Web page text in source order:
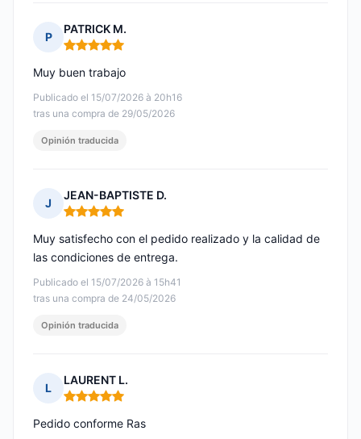
P
PATRICK M.
Nota: 5 de 5
Publicado el 15/07/2026 à 20h16
tras una compra de 29/05/2026
Muy buen trabajo
Opinión traducida
J
JEAN-BAPTISTE D.
Nota: 5 de 5
Publicado el 15/07/2026 à 15h41
tras una compra de 24/05/2026
Muy satisfecho con el pedido realizado y la calidad de
las condiciones de entrega.
Opinión traducida
L
LAURENT L.
Nota: 5 de 5
Pedido conforme Ras